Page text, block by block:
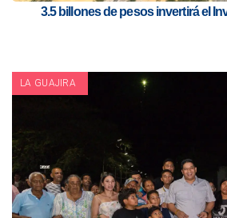
3.5 billones de pesos invertirá el
LA GUAJIRA